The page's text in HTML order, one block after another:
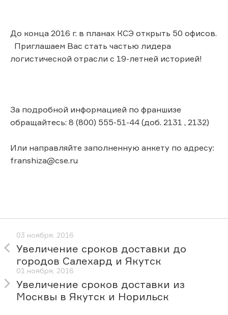
До конца 2016 г. в планах КСЭ открыть 50 офисов.
Приглашаем Вас стать частью лидера
логистической отрасли с 19-летней историей!
За подробной информацией по франшизе
обращайтесь: 8 (800) 555-51-44 (доб. 2131 , 2132)
Или направляйте заполненную анкету по адресу:
franshiza@cse.ru
03 ноября, 2016
Увеличение сроков доставки до
городов Салехард и Якутск
01 ноября, 2016
Увеличение сроков доставки из
Москвы в Якутск и Норильск